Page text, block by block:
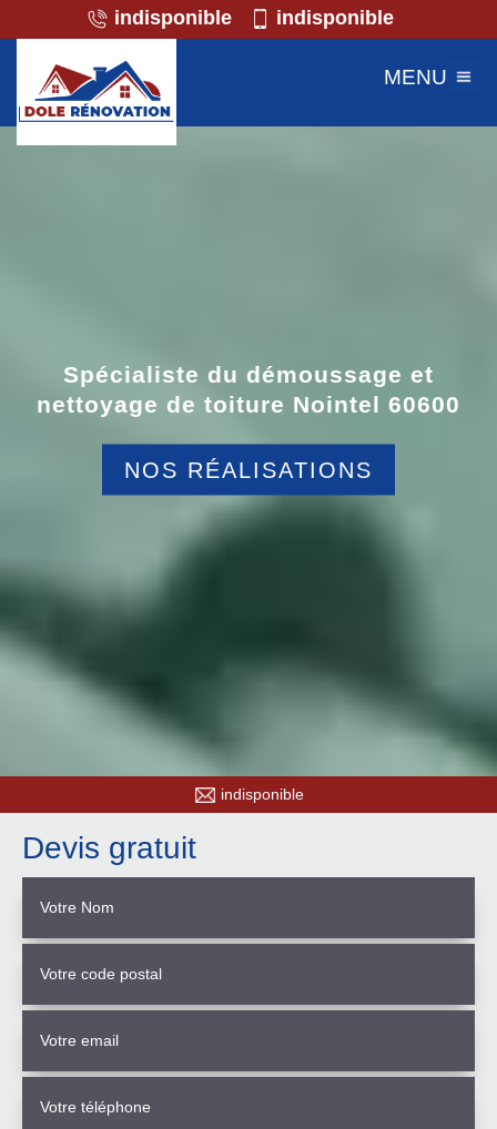
indisponible indisponible
MENU
Spécialiste du démoussage et
nettoyage de toiture Nointel 60600
NOS RÉALISATIONS
indisponible
Devis gratuit